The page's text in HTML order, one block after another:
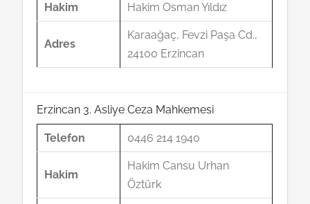
Hakim Hakim Osman Yıldız
Adres
Karaağaç, Fevzi Paşa Cd.,
24100 Erzincan
Erzincan 3. Asliye Ceza Mahkemesi
Telefon 0446 214 1940
Hakim
Hakim Cansu Urhan
Öztürk